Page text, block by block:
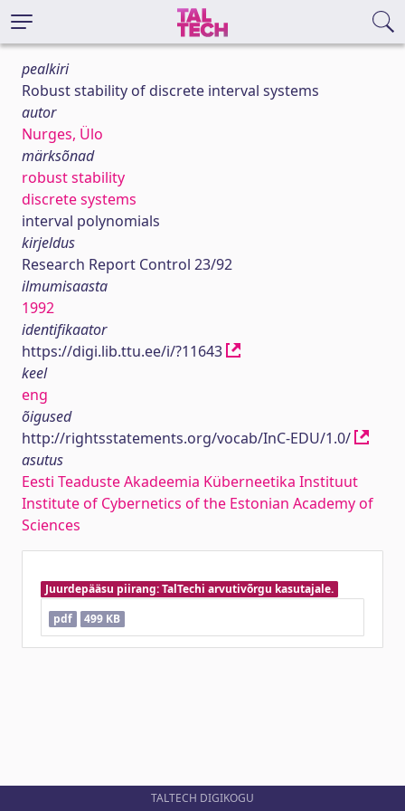
pealkiri
Robust stability of discrete interval systems
autor
Nurges, Ülo
märksõnad
robust stability
discrete systems
interval polynomials
kirjeldus
Research Report Control 23/92
ilmumisaasta
1992
identifikaator
https://digi.lib.ttu.ee/i/?11643
keel
eng
õigused
http://rightsstatements.org/vocab/InC-EDU/1.0/
asutus
Eesti Teaduste Akadeemia Küberneetika Instituut
Institute of Cybernetics of the Estonian Academy of
Sciences
Juurdepääsu piirang: TalTechi arvutivõrgu kasutajale.
pdf
499 KB
TALTECH DIGIKOGU